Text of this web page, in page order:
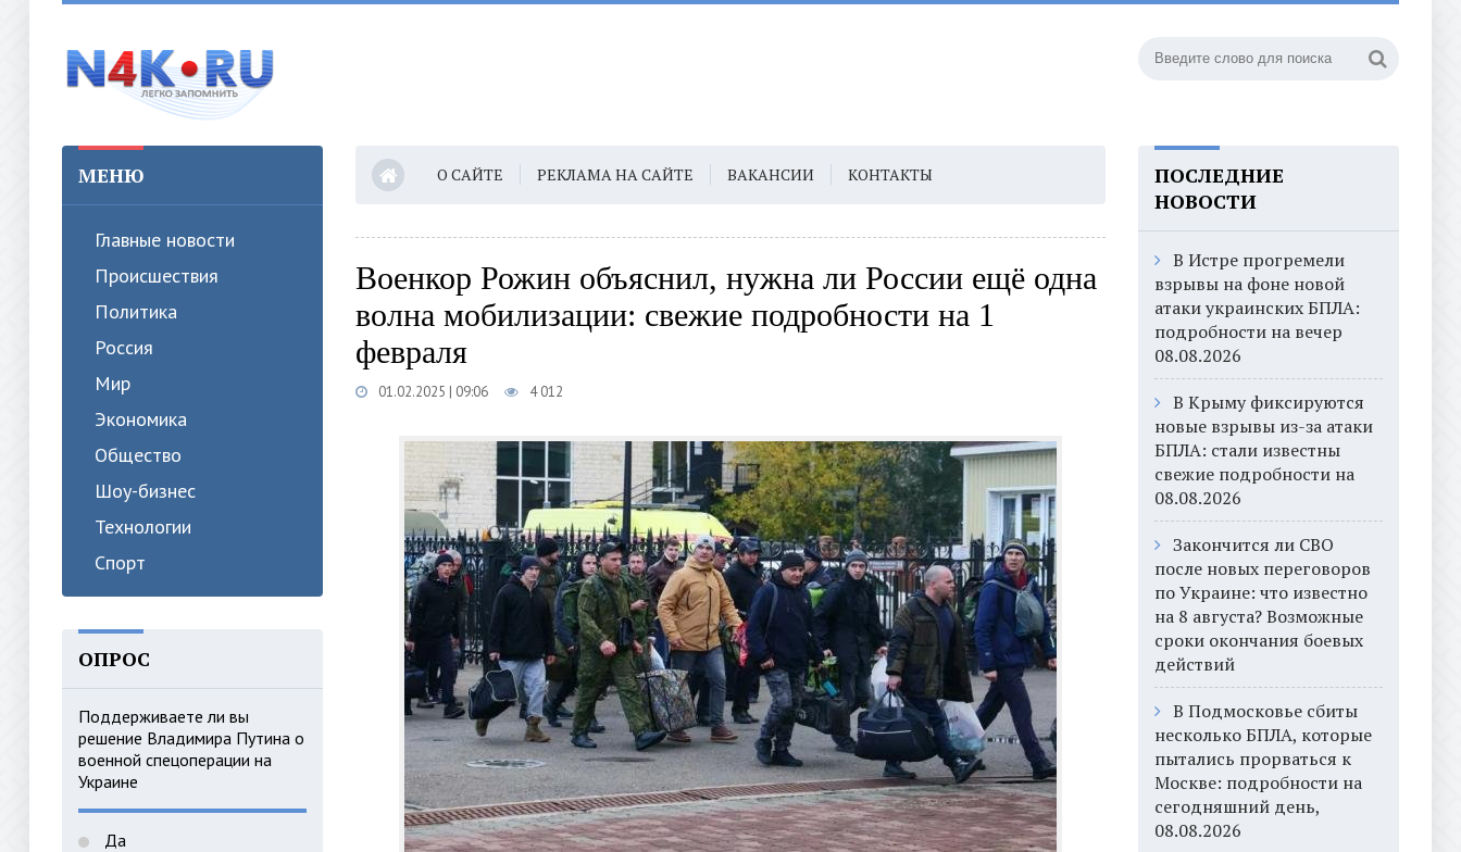
МЕНЮ
Главные новости
Происшествия
Политика
Россия
Мир
Экономика
Общество
Шоу-бизнес
Технологии
Спорт
ОПРОС
Поддерживаете ли вы
решение Владимира Путина о
военной спецоперации на
Украине
Да
О САЙТЕ РЕКЛАМА НА САЙТЕ ВАКАНСИИ КОНТАКТЫ
Военкор Рожин объяснил, нужна ли России ещё одна
волна мобилизации: свежие подробности на 1
февраля
01.02.2025 | 09:06 4 012
ПОСЛЕДНИЕ
НОВОСТИ
В Истре прогремели
взрывы на фоне новой
атаки украинских БПЛА:
подробности на вечер
08.08.2026
В Крыму фиксируются
новые взрывы из-за атаки
БПЛА: стали известны
свежие подробности на
08.08.2026
Закончится ли СВО
после новых переговоров
по Украине: что известно
на 8 августа? Возможные
сроки окончания боевых
действий
В Подмосковье сбиты
несколько БПЛА, которые
пытались прорваться к
Москве: подробности на
сегодняшний день,
08.08.2026